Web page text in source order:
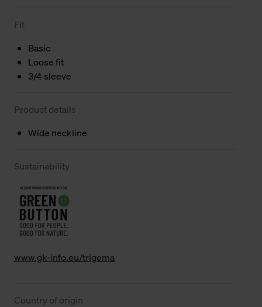
Fit
Basic
Loose fit
3/4 sleeve
Product details
Wide neckline
Sustainability
www.gk-info.eu/trigema
Country of origin